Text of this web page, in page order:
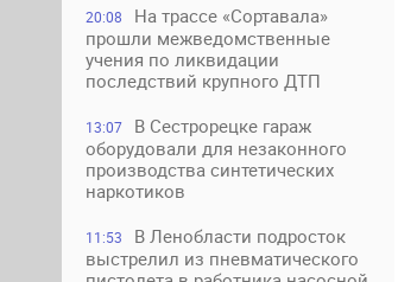
20:08
На трассе «Сортавала»
прошли межведомственные
учения по ликвидации
последствий крупного ДТП
13:07
В Сестрорецке гараж
оборудовали для незаконного
производства синтетических
наркотиков
11:53
В Ленобласти подросток
выстрелил из пневматического